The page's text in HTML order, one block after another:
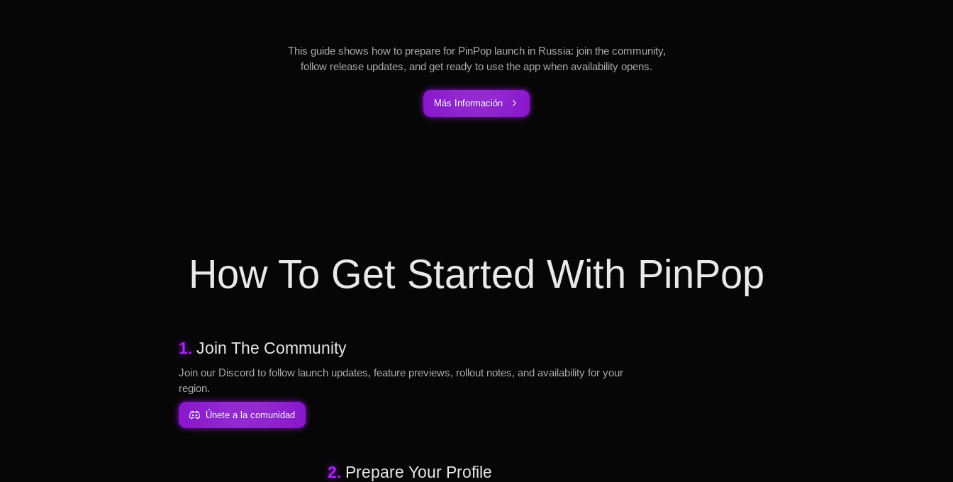
This guide shows how to prepare for PinPop launch in Russia: join the community,
follow release updates, and get ready to use the app when availability opens.
Más Información
How To Get Started With PinPop
1. Join The Community
Join our Discord to follow launch updates, feature previews, rollout notes, and availability for your
region.
Únete a la comunidad
2. Prepare Your Profile